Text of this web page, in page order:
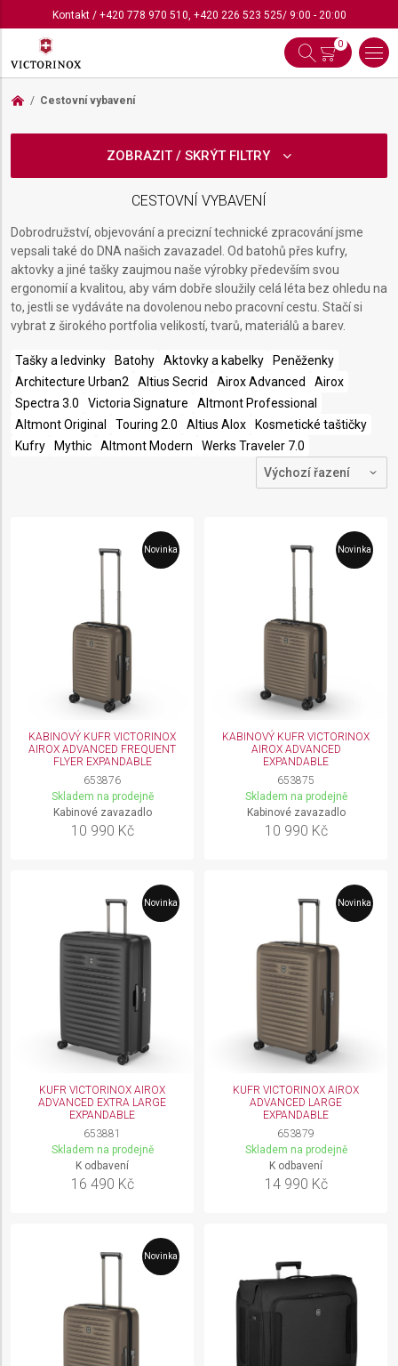
Kontakt/ +420 778 970 510, +420 226 523 525/ 9:00 - 20:00
0
Cestovní vybavení
ZOBRAZIT / SKRÝT FILTRY
CESTOVNÍ VYBAVENÍ
Dobrodružství, objevování a precizní technické zpracování jsme
vepsali také do DNA našich zavazadel. Od batohů přes kufry,
aktovky a jiné tašky zaujmou naše výrobky především svou
ergonomií a kvalitou, aby vám dobře sloužily celá léta bez ohledu na
to, jestli se vydáváte na dovolenou nebo pracovní cestu. Stačí si
vybrat z širokého portfolia velikostí, tvarů, materiálů a barev.
Tašky a ledvinky Batohy Aktovky a kabelky
Peněženky
Architecture Urban2
Altius Secrid Airox Advanced
Airox
Spectra 3.0
Victoria Signature
Altmont Professional
Altmont Original
Touring 2.0 Altius Alox
Kosmetické taštičky
Kufry
Mythic Altmont Modern Werks Traveler 7.0
Novinka
KABINOVÝ KUFR VICTORINOX
AIROX ADVANCED FREQUENT
FLYER EXPANDABLE
653876
Skladem na prodejně
Kabinové zavazadlo
10 990 Kč
Novinka
KABINOVÝ KUFR VICTORINOX
AIROX ADVANCED
EXPANDABLE
653875
Skladem na prodejně
Kabinové zavazadlo
10 990 Kč
Novinka
KUFR VICTORINOX AIROX
ADVANCED EXTRA LARGE
EXPANDABLE
653881
Skladem na prodejně
K odbavení
16 490 Kč
Novinka
KUFR VICTORINOX AIROX
ADVANCED LARGE
EXPANDABLE
653879
Skladem na prodejně
K odbavení
14 990 Kč
Novinka